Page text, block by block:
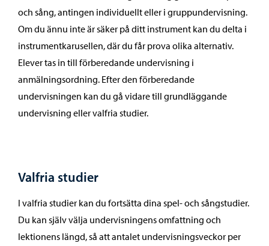
och sång, antingen individuellt eller i gruppundervisning.
Om du ännu inte är säker på ditt instrument kan du delta i
instrumentkarusellen, där du får prova olika alternativ.
Elever tas in till förberedande undervisning i
anmälningsordning. Efter den förberedande
undervisningen kan du gå vidare till grundläggande
undervisning eller valfria studier.
Valfria studier
I valfria studier kan du fortsätta dina spel- och sångstudier.
Du kan själv välja undervisningens omfattning och
lektionens längd, så att antalet undervisningsveckor per